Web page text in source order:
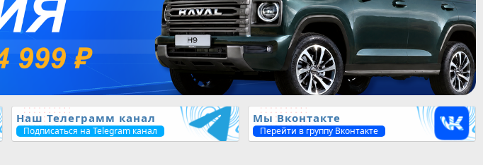
Наш Телеграмм канал
Подписаться на Telegram канал
Мы Вконтакте
Перейти в группу Вконтакте